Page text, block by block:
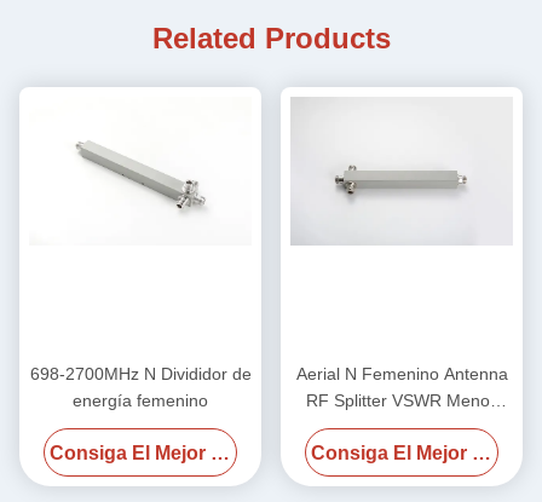
Related Products
698-2700MHz N Divididor de
energía femenino
Consiga El Mejor Precio
Aerial N Femenino Antenna
RF Splitter VSWR Menos
1,25 / Menos 1,3 700-
4000MHz
Consiga El Mejor Precio